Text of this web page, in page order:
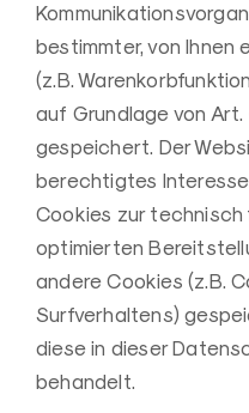
bestimmter, von Ihnen
(z.B.
auf Grundlage von Art.
gespeichert. Der
berechtigtes
Cookies zur technisch
optimierten
andere Cookies (z.B.
Surfverhaltens)
diese in dieser
behandelt.